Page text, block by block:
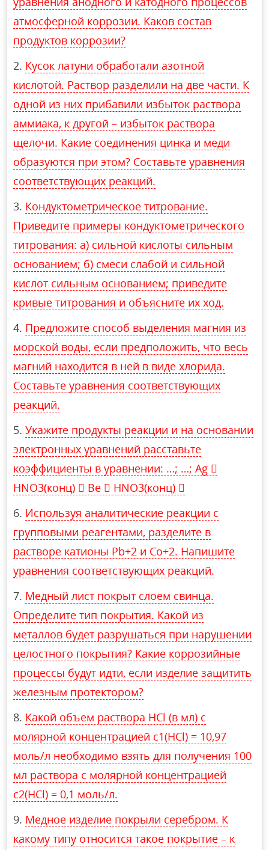
атмосферной коррозии. Каков состав
продуктов коррозии?
Кусок латуни обработали азотной
кислотой. Раствор разделили на две части. К
одной из них прибавили избыток раствора
аммиака, к другой – избыток раствора
щелочи. Какие соединения цинка и меди
образуются при этом? Составьте уравнения
соответствующих реакций.
Кондуктометрическое титрование.
Приведите примеры кондуктометрического
титрования: а) сильной кислоты сильным
основанием; б) смеси слабой и сильной
кислот сильным основанием; приведите
кривые титрования и объясните их ход.
Предложите способ выделения магния из
морской воды, если предположить, что весь
магний находится в ней в виде хлорида.
Составьте уравнения соответствующих
реакций.
Укажите продукты реакции и на основании
электронных уравнений расставьте
коэффициенты в уравнении: …; …; Ag 
HNO3(конц)  Be  HNO3(конц) 
Используя аналитические реакции с
групповыми реагентами, разделите в
растворе катионы Pb+2 и Co+2. Напишите
уравнения соответствующих реакций.
Медный лист покрыт слоем свинца.
Определите тип покрытия. Какой из
металлов будет разрушаться при нарушении
целостного покрытия? Какие коррозийные
процессы будут идти, если изделие защитить
железным протектором?
Какой объем раствора HCl (в мл) с
молярной концентрацией c1(HCl) = 10,97
моль/л необходимо взять для получения 100
мл раствора с молярной концентрацией
с2(HCl) = 0,1 моль/л.
Медное изделие покрыли серебром. К
какому типу относится такое покрытие – к